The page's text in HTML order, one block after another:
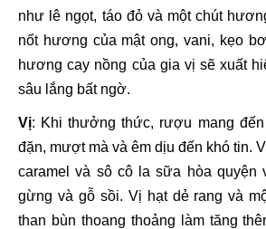
như lê ngọt, táo đỏ và một chút
nốt hương của mật ong, vani, kẹo
hương cay nồng của gia vị sẽ xuất
sâu lắng bất ngờ.
Vị: Khi thưởng thức, rượu mang
đặn, mượt mà và êm dịu đến khó tin.
caramel và sô cô la sữa hòa quyện
gừng và gỗ sồi. Vị hạt dẻ rang và
than bùn thoang thoảng làm tăng